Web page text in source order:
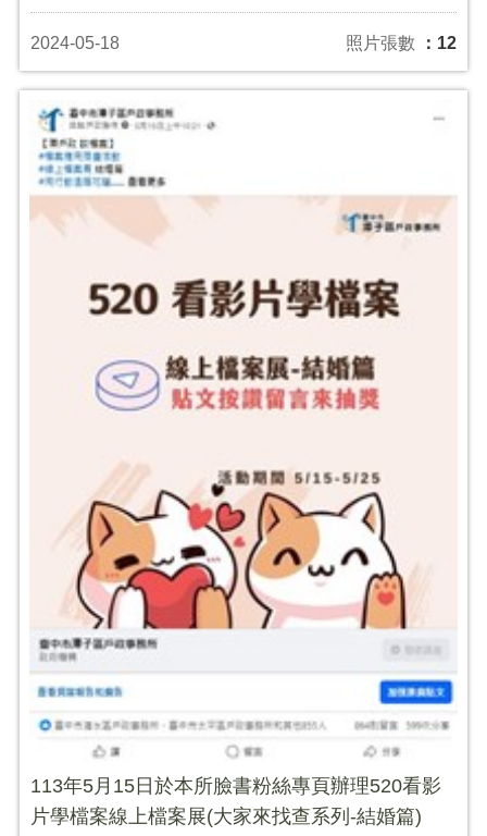
2024-05-18 照片張數 ：12
113年5月15日於本所臉書粉絲專頁辦理520看影
片學檔案線上檔案展(大家來找查系列-結婚篇)